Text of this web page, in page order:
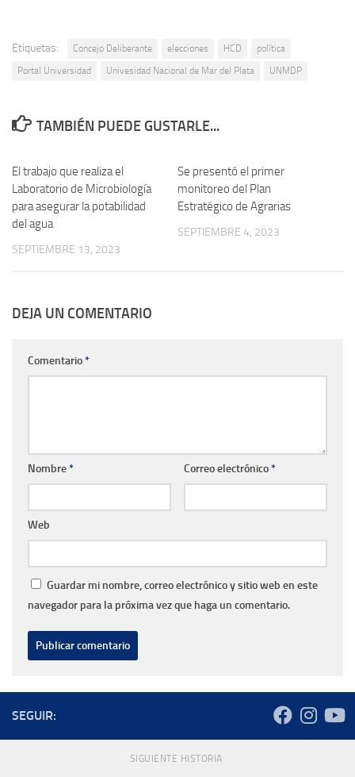
Etiquetas: Concejo Deliberante elecciones HCD
política
Portal Universidad
Univesidad Nacional de Mar del Plata UNMDP
TAMBIÉN PUEDE GUSTARLE...
El trabajo que realiza el
Laboratorio de Microbiología
para asegurar la potabilidad
del agua
SEPTIEMBRE 13, 2023
Se presentó el primer
monitoreo del Plan
Estratégico de Agrarias
SEPTIEMBRE 4, 2023
DEJA UN COMENTARIO
Comentario*
Nombre* Correo electrónico*
Web
Guardar mi nombre, correo electrónico y sitio web en este
navegador para la próxima vez que haga un comentario.
SEGUIR:
SIGUIENTE HISTORIA